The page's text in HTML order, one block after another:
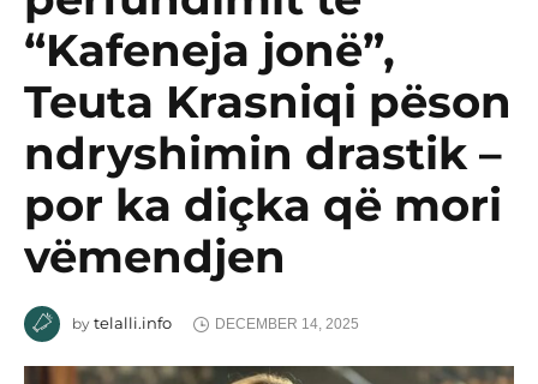
“Kafeneja jonë”,
Teuta Krasniqi pëson
ndryshimin drastik –
por ka diçka që mori
vëmendjen
by telalli.info DECEMBER 14, 2025